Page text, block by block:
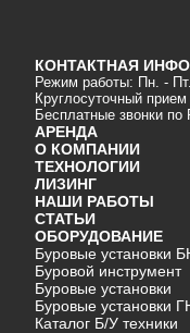
КОНТАКТНАЯ
Режим работы: Пн. -
Круглосуточный прием
Бесплатные звонки по
АРЕНДА
О КОМПАНИИ
ТЕХНОЛОГИИ
ЛИЗИНГ
НАШИ РАБОТЫ
СТАТЬИ
ОБОРУДОВАНИЕ
Буровые установки
Буровой инструмент
Буровые установки
Буровые установки
Каталог Б/У техники